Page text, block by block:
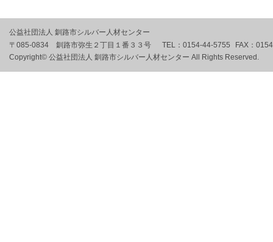
公益社団法人 釧路市シルバー人材センター
〒085-0834 釧路市弥生２丁目１番３３号
TEL： 0154-44-5755 FAX：
Copyright© 公益社団法人 釧路市シルバー人材センター All Rights Reserved.